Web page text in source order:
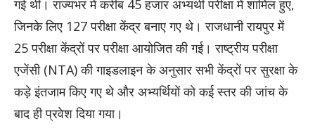
गई थीं। राज्यभर में करीब 45 हजार अभ्यर्थी परीक्षा में शामिल हुए,
जिनके लिए 127 परीक्षा केंद्र बनाए गए थे। राजधानी रायपुर में
25 परीक्षा केंद्रों पर परीक्षा आयोजित की गई। राष्ट्रीय परीक्षा
एजेंसी (NTA) की गाइडलाइन के अनुसार सभी केंद्रों पर सुरक्षा के
कड़े इंतजाम किए गए थे और अभ्यर्थियों को कई स्तर की जांच के
बाद ही प्रवेश दिया गया।